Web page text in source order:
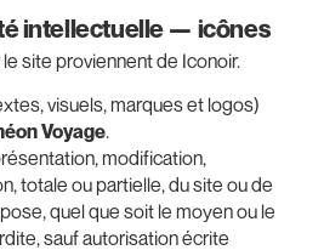
intellectuelle — icônes
site proviennent de Iconoir.
visuels, marques et logos)
Voyage.
modification,
totale ou partielle, du site ou de
quel que soit le moyen ou le
sauf autorisation écrite